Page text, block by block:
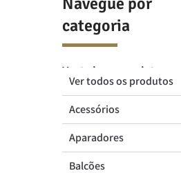
categoria
Ver todos os produtos
Acessórios
Aparadores
Balcões
Ver todos os produtos
Acessórios
Aparadores
Balcões
Bancos